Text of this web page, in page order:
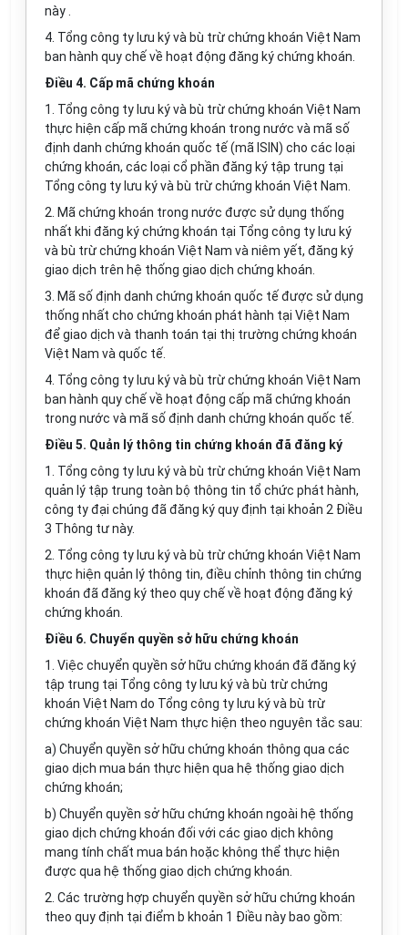
này .
4. Tổng công ty lưu ký và bù trừ chứng khoán Việt Nam
ban hành quy chế về hoạt động đăng ký chứng khoán.
Điều 4. Cấp mã chứng khoán
1. Tổng công ty lưu ký và bù trừ chứng khoán Việt Nam
thực hiện cấp mã chứng khoán trong nước và mã số
định danh chứng khoán quốc tế (mã ISIN) cho các loại
chứng khoán, các loại cổ phần đăng ký tập trung tại
Tổng công ty lưu ký và bù trừ chứng khoán Việt Nam.
2. Mã chứng khoán trong nước được sử dụng thống
nhất khi đăng ký chứng khoán tại Tổng công ty lưu ký
và bù trừ chứng khoán Việt Nam và niêm yết, đăng ký
giao dịch trên hệ thống giao dịch chứng khoán.
3. Mã số định danh chứng khoán quốc tế được sử dụng
thống nhất cho chứng khoán phát hành tại Việt Nam
để giao dịch và thanh toán tại thị trường chứng khoán
Việt Nam và quốc tế.
4. Tổng công ty lưu ký và bù trừ chứng khoán Việt Nam
ban hành quy chế về hoạt động cấp mã chứng khoán
trong nước và mã số định danh chứng khoán quốc tế.
Điều 5. Quản lý thông tin chứng khoán đã đăng ký
1. Tổng công ty lưu ký và bù trừ chứng khoán Việt Nam
quản lý tập trung toàn bộ thông tin tổ chức phát hành,
công ty đại chúng đã đăng ký quy định tại khoản 2 Điều
3 Thông tư này.
2. Tổng công ty lưu ký và bù trừ chứng khoán Việt Nam
thực hiện quản lý thông tin, điều chỉnh thông tin chứng
khoán đã đăng ký theo quy chế về hoạt động đăng ký
chứng khoán.
Điều 6. Chuyển quyền sở hữu chứng khoán
1. Việc chuyển quyền sở hữu chứng khoán đã đăng ký
tập trung tại Tổng công ty lưu ký và bù trừ chứng
khoán Việt Nam do Tổng công ty lưu ký và bù trừ
chứng khoán Việt Nam thực hiện theo nguyên tắc sau:
a) Chuyển quyền sở hữu chứng khoán thông qua các
giao dịch mua bán thực hiện qua hệ thống giao dịch
chứng khoán;
b) Chuyển quyền sở hữu chứng khoán ngoài hệ thống
giao dịch chứng khoán đối với các giao dịch không
mang tính chất mua bán hoặc không thể thực hiện
được qua hệ thống giao dịch chứng khoán.
2. Các trường hợp chuyển quyền sở hữu chứng khoán
theo quy định tại điểm b khoản 1 Điều này bao gồm: